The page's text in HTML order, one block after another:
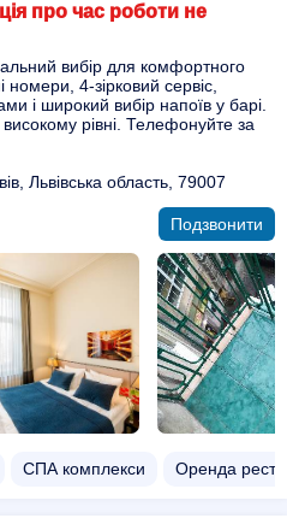
про час роботи не
вибір для комфортного
номери, 4-зірковий сервіс,
і широкий вибір напоїв у барі.
рівні. Телефонуйте за
Львівська область, 79007
Подзвонити
СПА комплекси Оренда